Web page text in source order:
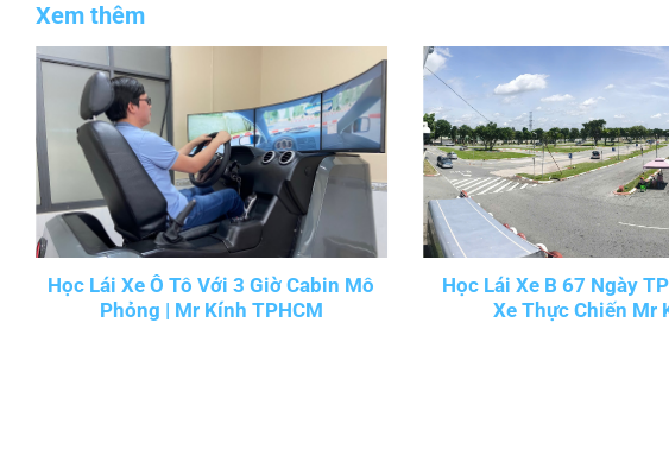
Xem thêm
Học Lái Xe Ô Tô Với 3 Giờ Cabin Mô
Phỏng | Mr Kính TPHCM
Học Lái Xe B 67 Ngày
Xe Thực Chiến Mr